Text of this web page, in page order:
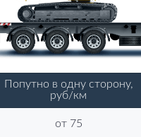
Попутно в одну сторону,
руб/км
от 75